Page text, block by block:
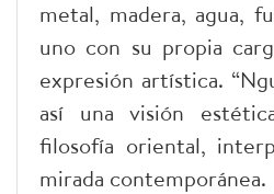
metal, madera, agua,
uno con su propia
expresión artística.
así una visión
filosofía oriental,
mirada contemporánea.